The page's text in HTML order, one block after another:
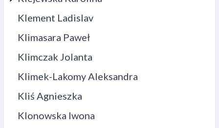
Klement Ladislav
Klimasara Paweł
Klimczak Jolanta
Klimek-Lakomy Aleksandra
Kliś Agnieszka
Klonowska Iwona